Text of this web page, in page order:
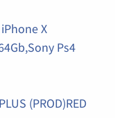
X
Ps4
(PROD)RED